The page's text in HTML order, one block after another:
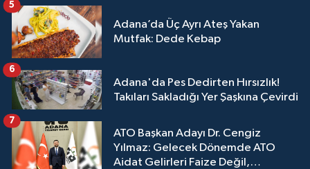
Adana’da Üç Ayrı Ateş Yakan
Mutfak: Dede Kebap
5
Adana'da Pes Dedirten Hırsızlık!
Takıları Sakladığı Yer Şaşkına Çevirdi
6
ATO Başkan Adayı Dr. Cengiz
Yılmaz: Gelecek Dönemde ATO
Aidat Gelirleri Faize Değil,
7